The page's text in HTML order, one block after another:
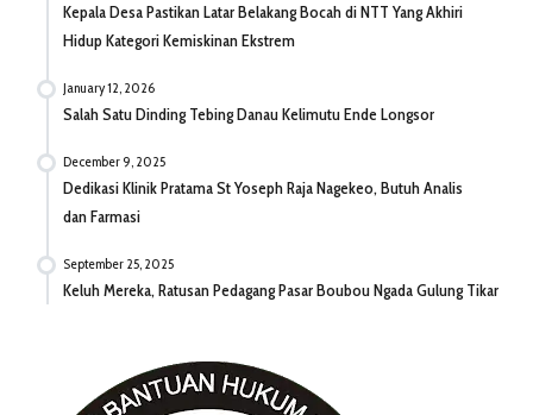
Kepala Desa Pastikan Latar Belakang Bocah di NTT Yang Akhiri
Hidup Kategori Kemiskinan Ekstrem
January 12, 2026
Salah Satu Dinding Tebing Danau Kelimutu Ende Longsor
December 9, 2025
Dedikasi Klinik Pratama St Yoseph Raja Nagekeo, Butuh Analis
dan Farmasi
September 25, 2025
Keluh Mereka, Ratusan Pedagang Pasar Boubou Ngada Gulung Tikar